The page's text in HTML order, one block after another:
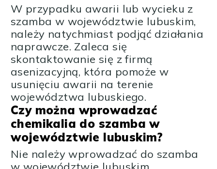
W przypadku awarii lub wycieku z
szamba w województwie lubuskim,
należy natychmiast podjąć działania
naprawcze. Zaleca się
skontaktowanie się z firmą
asenizacyjną, która pomoże w
usunięciu awarii na terenie
województwa lubuskiego.
Czy można wprowadzać
chemikalia do szamba w
województwie lubuskim?
Nie należy wprowadzać do szamba